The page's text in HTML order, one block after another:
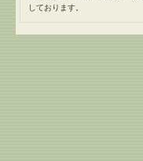
しております。